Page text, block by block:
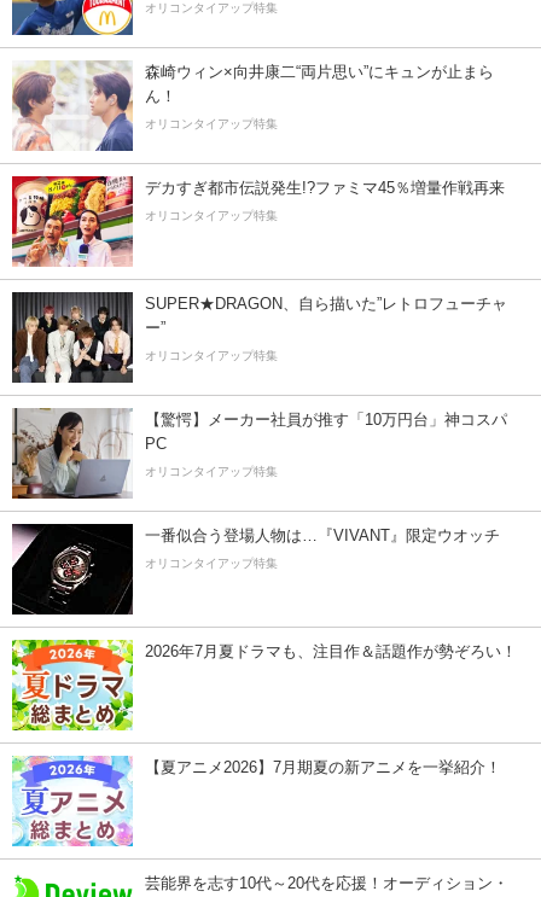
オリコンタイアップ特集
森崎ウィン×向井康二“両片思い”にキュンが止まら
ん！
オリコンタイアップ特集
デカすぎ都市伝説発生!?ファミマ45％増量作戦再来
オリコンタイアップ特集
SUPER★DRAGON、自ら描いた”レトロフューチャ
ー”
オリコンタイアップ特集
【驚愕】メーカー社員が推す「10万円台」神コスパ
PC
オリコンタイアップ特集
一番似合う登場人物は…『VIVANT』限定ウオッチ
オリコンタイアップ特集
2026年7月夏ドラマも、注目作＆話題作が勢ぞろい！
【夏アニメ2026】7月期夏の新アニメを一挙紹介！
芸能界を志す10代～20代を応援！オーディション・